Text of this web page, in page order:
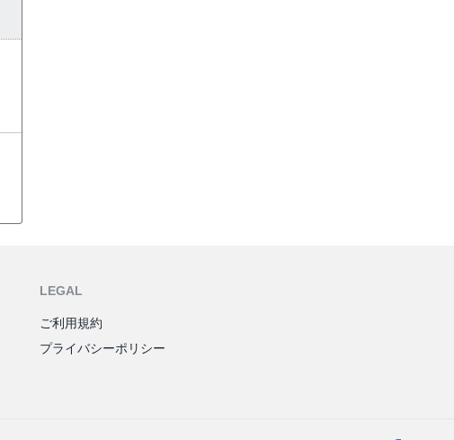
LEGAL
ご利用規約
プライバシーポリシー